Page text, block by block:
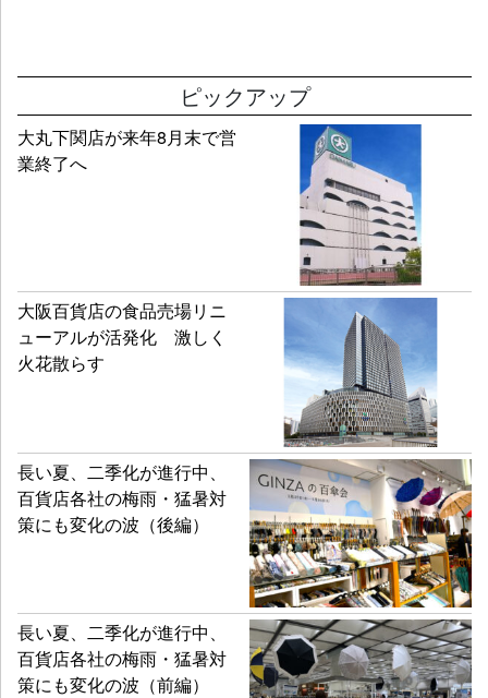
ピックアップ
大丸下関店が来年8月末で営
業終了へ
大阪百貨店の食品売場リニ
ューアルが活発化 激しく
火花散らす
長い夏、二季化が進行中、
百貨店各社の梅雨・猛暑対
策にも変化の波（後編）
長い夏、二季化が進行中、
百貨店各社の梅雨・猛暑対
策にも変化の波（前編）